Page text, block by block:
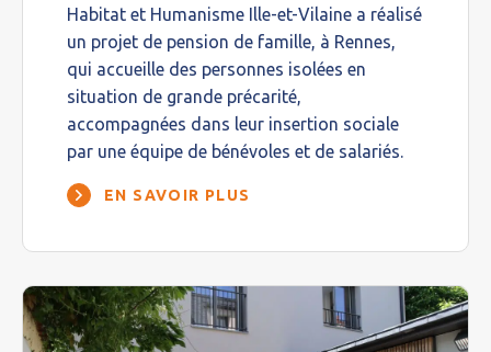
Habitat et Humanisme Ille-et-Vilaine a réalisé
un projet de pension de famille, à Rennes,
qui accueille des personnes isolées en
situation de grande précarité,
accompagnées dans leur insertion sociale
par une équipe de bénévoles et de salariés.
EN SAVOIR PLUS